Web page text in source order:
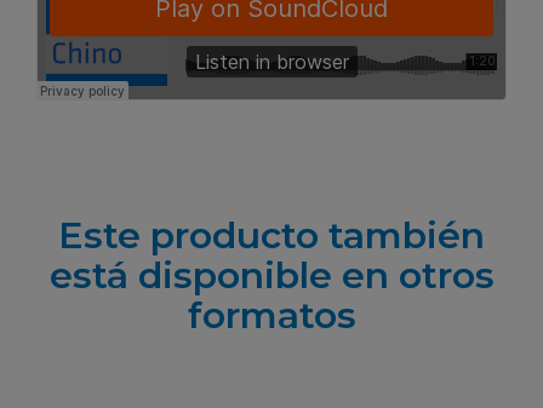
Este producto también
está disponible en otros
formatos